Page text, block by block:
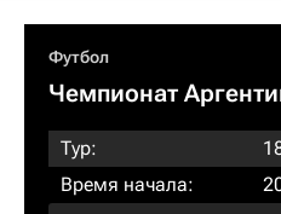
Футбол
Чемпионат
Тур:
Время начала: